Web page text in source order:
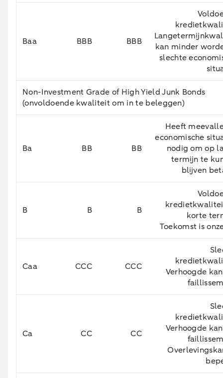
Baa BBB BBB
kan minder
slechte
Non-Investment Grade of High Yield Junk Bonds
(onvoldoende kwaliteit om in te beleggen)
Ba BB BB
Heeft
economische
nodig om op
termijn te
blijven
B B B
korte
Toekomst is
Caa CCC CCC
Verhoogde
Ca CC CC
Verhoogde